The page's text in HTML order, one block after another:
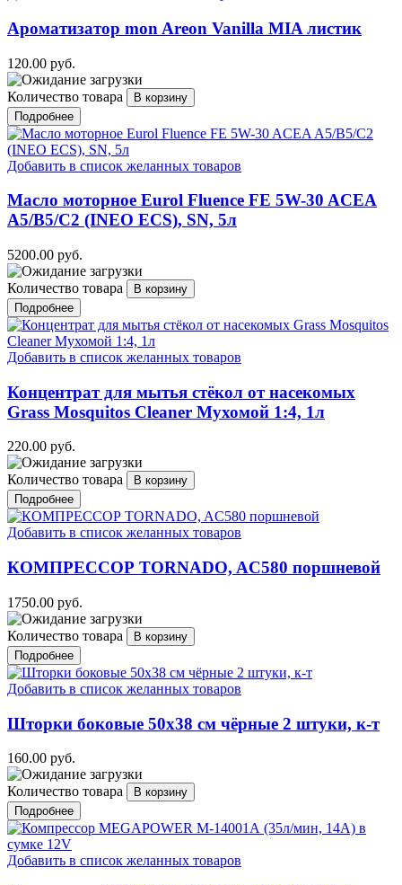
Ароматизатор mon Areon Vanilla MIA листик
120.00 руб.
Количество товара
Подробнее
Добавить в список желанных товаров
Масло моторное Eurol Fluence FE 5W-30 ACEA
A5/B5/C2 (INEO ECS), SN, 5л
5200.00 руб.
Количество товара
Подробнее
Добавить в список желанных товаров
Концентрат для мытья стёкол от насекомых
Grass Mosquitos Cleaner Мухомой 1:4, 1л
220.00 руб.
Количество товара
Подробнее
Добавить в список желанных товаров
КОМПРЕССОР TORNADO, AC580 поршневой
1750.00 руб.
Количество товара
Подробнее
Добавить в список желанных товаров
Шторки боковые 50х38 см чёрные 2 штуки, к-т
160.00 руб.
Количество товара
Подробнее
Добавить в список желанных товаров